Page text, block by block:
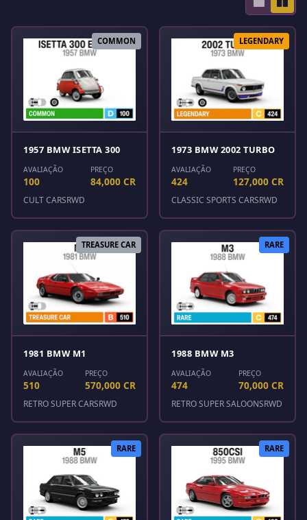
COMMON
1957 BMW ISETTA 300
AVALIAÇÃO
100
PREÇO
84,000 CR
CULT CARSRWD
LEGENDARY
1973 BMW 2002 TURBO
AVALIAÇÃO
424
PREÇO
127,000 CR
CLASSIC SPORTS CARSRWD
TREASURE CAR
1981 BMW M1
AVALIAÇÃO
510
PREÇO
570,000 CR
RETRO SUPER CARSRWD
RARE
1988 BMW M3
AVALIAÇÃO
474
PREÇO
70,000 CR
RETRO SUPER SALOONSRWD
RARE RARE